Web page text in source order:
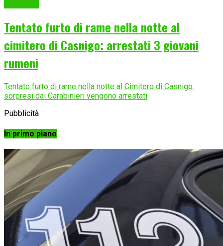
Tentato furto di rame nella notte al
cimitero di Casnigo: arrestati 3 giovani
rumeni
Tentato furto di rame nella notte al Cimitero di Casnigo:
sorpresi dai Carabinieri vengono arrestati
Pubblicità
In primo piano